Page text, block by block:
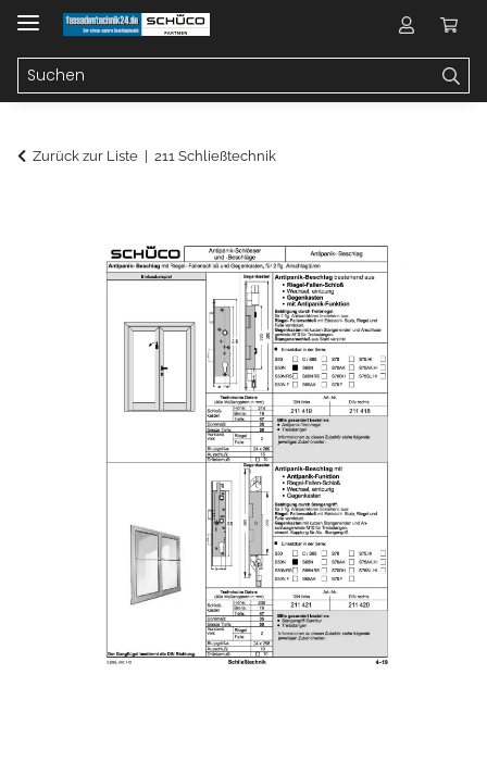
Zurück zur Liste 211 Schließtechnik